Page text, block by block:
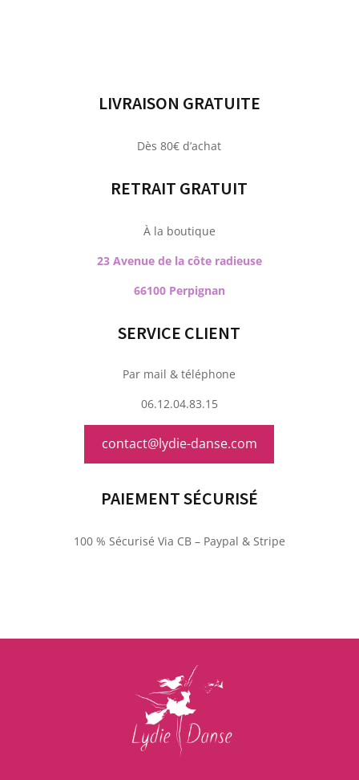
LIVRAISON GRATUITE
Dès 80€ d’achat
RETRAIT GRATUIT
À la boutique
23 Avenue de la côte radieuse
66100 Perpignan
SERVICE CLIENT
Par mail & téléphone
06.12.04.83.15
contact@lydie-danse.com
PAIEMENT SÉCURISÉ
100 % Sécurisé Via CB – Paypal & Stripe